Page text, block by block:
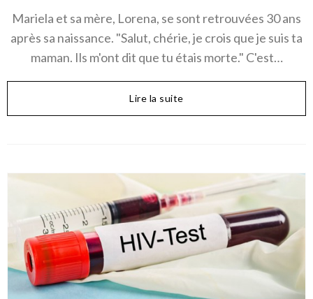
Mariela et sa mère, Lorena, se sont retrouvées 30 ans
après sa naissance. "Salut, chérie, je crois que je suis ta
maman. Ils m'ont dit que tu étais morte." C'est…
Lire la suite